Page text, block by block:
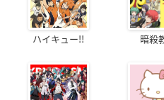
ハイキュー!! 暗殺